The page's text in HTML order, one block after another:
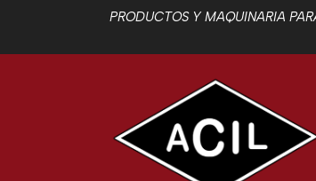
PRODUCTOS Y MAQUINARIA